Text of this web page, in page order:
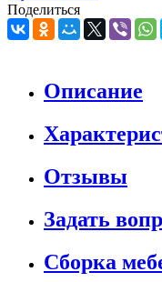
Поделиться
Описание
Отзывы
Задать
Сборка